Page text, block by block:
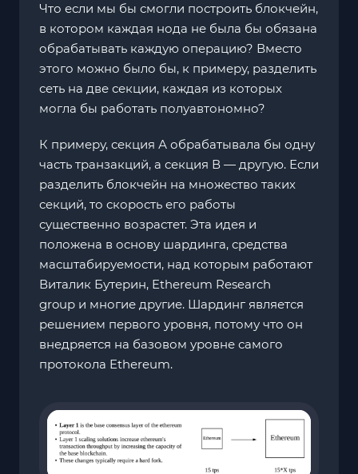
Что если мы бы смогли построить блокчейн,
в котором каждая нода не была бы обязана
обрабатывать каждую операцию? Вместо
этого можно было бы, к примеру, разделить
сеть на две секции, каждая из которых
могла бы работать полуавтономно?
К примеру, секция А обрабатывала бы одну
часть транзакций, а секция В — другую. Если
разделить блокчейн на множество таких
секций, то скорость его работы
существенно возрастет. Эта идея и
положена в основу шардинга, средства
масштабируемости, над которым работают
Виталик Бутерин, Ethereum Research
group и многие другие. Шардинг является
решением первого уровня, потому что он
внедряется на базовом уровне самого
протокола Ethereum.